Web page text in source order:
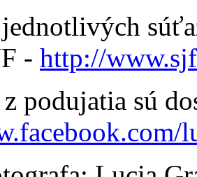
- http://
podujatia sú